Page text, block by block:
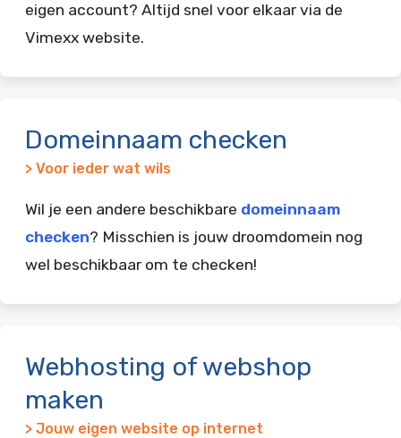
eigen account? Altijd snel voor elkaar via de
Vimexx website.
Domeinnaam checken
> Voor ieder wat wils
Wil je een andere beschikbare domeinnaam
checken? Misschien is jouw droomdomein nog
wel beschikbaar om te checken!
Webhosting of webshop
maken
> Jouw eigen website op internet